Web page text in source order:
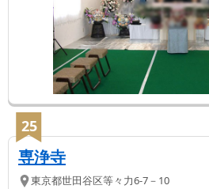
25
専浄寺
東京都世田谷区等々力6-7－10